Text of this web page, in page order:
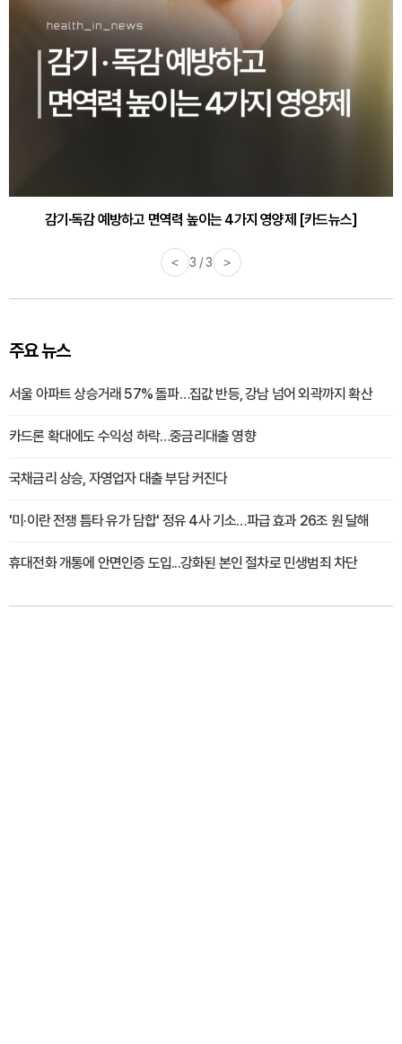
감기·독감 예방하고 면역력 높이는 4가지 영양제 [카드뉴스]
< 3 / 3 >
주요 뉴스
서울 아파트 상승거래 57% 돌파…집값 반등, 강남 넘어 외곽까지 확산
카드론 확대에도 수익성 하락…중금리대출 영향
국채금리 상승, 자영업자 대출 부담 커진다
'미·이란 전쟁 틈타 유가 담합' 정유 4사 기소…파급 효과 26조 원 달해
휴대전화 개통에 안면인증 도입...강화된 본인 절차로 민생범죄 차단